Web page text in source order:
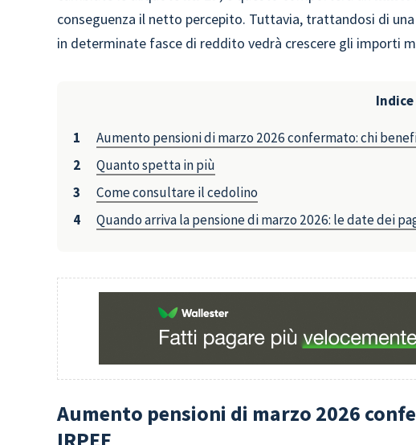
conseguenza il netto percepito. Tuttavia, trattandosi di
in determinate fasce di reddito vedrà crescere gli importi
Indice
Aumento pensioni di marzo 2026 confermato: chi
Quanto spetta in più
Come consultare il cedolino
Quando arriva la pensione di marzo 2026: le date dei
Aumento pensioni di marzo 2026